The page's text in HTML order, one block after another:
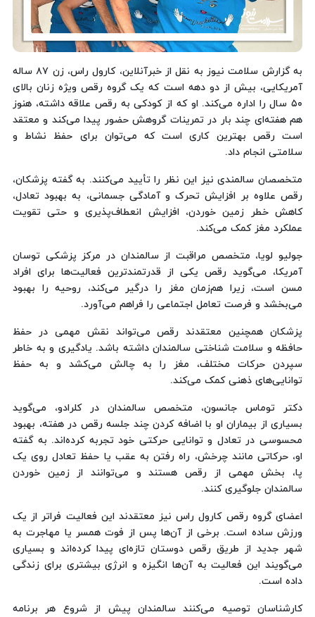
به گزارش سلامت نیوز به نقل از خبرآنلاین، کارول راس، زن ۸۷ ساله
آمریکایی، بیش از دو دهه است که یک گروه رقص ویژه زنان بالای
۵۰ سال را اداره می‌کند. او که از کودکی به رقص علاقه داشته، هنوز
هم هفته‌ای چند بار در تمرینات گروهش حضور پیدا می‌کند و معتقد
است رقص بهترین کاری است که می‌توان برای حفظ نشاط و
سلامتی انجام داد.
متخصصان سالمندی نیز این نظر را تأیید می‌کنند. به گفته پزشکان،
رقص علاوه بر افزایش تحرک و آمادگی جسمانی، به بهبود تعادل،
کاهش خطر زمین خوردن، افزایش انعطاف‌پذیری و حتی تقویت
عملکرد مغز کمک می‌کند.
جولیو لویا، متخصص مراقبت از سالمندان در مرکز پزشکی توسان
آمریکا، می‌گوید رقص یکی از قدرتمندترین فعالیت‌ها برای افراد
مسن است، زیرا هم‌زمان مغز را درگیر می‌کند، روحیه را بهبود
می‌بخشد و فرصت تعامل اجتماعی را فراهم می‌آورد.
پزشکان همچنین معتقدند رقص می‌تواند نقش مهمی در حفظ
حافظه و سلامت شناختی سالمندان داشته باشد. یادگیری و به خاطر
سپردن حرکات مختلف، مغز را به چالش می‌کشد و به حفظ
توانایی‌های ذهنی کمک می‌کند.
دکتر توماس جانسون، متخصص سالمندان در کلرادو، می‌گوید
بسیاری از بیماران او با اضافه کردن چند جلسه رقص در هفته، بهبود
محسوسی در تعادل و توانایی حرکتی خود تجربه کرده‌اند. به گفته
او، حرکاتی مانند چرخش، راه رفتن به عقب یا حفظ تعادل روی یک
پا، بخش مهمی از رقص هستند و می‌توانند از زمین خوردن
سالمندان جلوگیری کنند.
اعضای گروه رقص کارول راس نیز معتقدند این فعالیت فراتر از یک
ورزش ساده است. برخی از آن‌ها پس از فوت همسر یا مهاجرت به
شهر جدید از طریق رقص دوستان تازه‌ای پیدا کرده‌اند و بسیاری
می‌گویند این فعالیت به آن‌ها انگیزه و انرژی بیشتری برای زندگی
داده است.
کارشناسان توصیه می‌کنند سالمندان پیش از شروع هر برنامه